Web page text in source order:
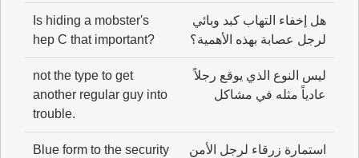
هل إخفاء التهاب كبد وبائي
لرجل عصابة بهذه الأهمية؟
Is hiding a mobster's
hep C that important?
ليس النوع الذي يوقع رجلاً
عادياً مثله في مشاكل
not the type to get
another regular guy into
trouble.
استمارة زرقاء لرجل الأمن
Blue form to the security